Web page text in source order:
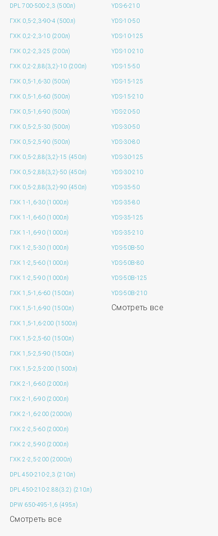
DPL 700-500-2,3 (500л)
ГХК 0,5-2,3-90-4 (500л)
ГХК 0,2-2,3-10 (200л)
ГХК 0,2-2,3-25 (200л)
ГХК 0,2-2,88(3,2)-10 (200л)
ГХК 0,5-1,6-30 (500л)
ГХК 0,5-1,6-60 (500л)
ГХК 0,5-1,6-90 (500л)
ГХК 0,5-2,5-30 (500л)
ГХК 0,5-2,5-90 (500л)
ГХК 0,5-2,88(3,2)-15 (450л)
ГХК 0,5-2,88(3,2)-50 (450л)
ГХК 0,5-2,88(3,2)-90 (450л)
ГХК 1-1,6-30 (1000л)
ГХК 1-1,6-60 (1000л)
ГХК 1-1,6-90 (1000л)
ГХК 1-2,5-30 (1000л)
ГХК 1-2,5-60 (1000л)
ГХК 1-2,5-90 (1000л)
ГХК 1,5-1,6-60 (1500л)
ГХК 1,5-1,6-90 (1500л)
ГХК 1,5-1,6-200 (1500л)
ГХК 1,5-2,5-60 (1500л)
ГХК 1,5-2,5-90 (1500л)
ГХК 1,5-2,5-200 (1500л)
ГХК 2-1,6-60 (2000л)
ГХК 2-1,6-90 (2000л)
ГХК 2-1,6-200 (2000л)
ГХК 2-2,5-60 (2000л)
ГХК 2-2,5-90 (2000л)
ГХК 2-2,5-200 (2000л)
DPL 450-210-2,3 (210л)
DPL 450-210-2.88(3.2) (210л)
DPW 650-495-1,6 (495л)
Смотреть все
YDS-6-210
YDS-10-50
YDS-10-125
YDS-10-210
YDS-15-50
YDS-15-125
YDS-15-210
YDS-20-50
YDS-30-50
YDS-30-80
YDS-30-125
YDS-30-210
YDS-35-50
YDS-35-80
YDS-35-125
YDS-35-210
YDS-50B-50
YDS-50B-80
YDS-50B-125
YDS-50B-210
Смотреть все